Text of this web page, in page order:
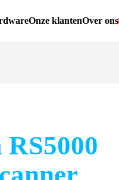
Onze klantenOver ons